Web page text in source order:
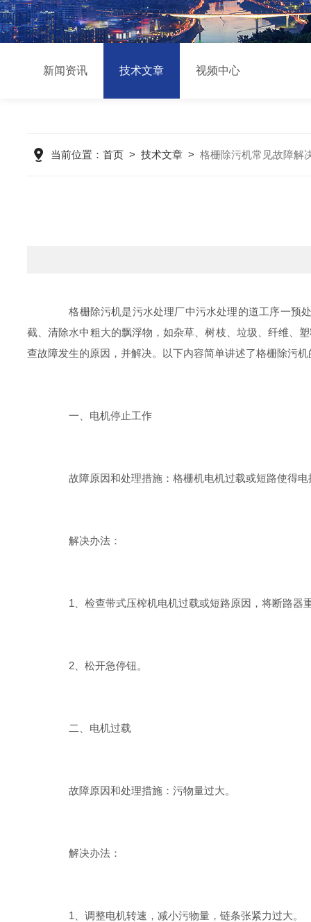
新闻资讯 技术文章 视频中心
当前位置： 首页 > 技术文章 > 格栅除污机常见故障解
格栅除污机是污水处理厂中污水处理的道工序一预处
截、清除水中粗大的飘浮物，如杂草、树枝、垃圾、纤维、
查故障发生的原因，并解决。以下内容简单讲述了格栅除污
一、电机停止工作
故障原因和处理措施：格栅机电机过载或短路使得电
解决办法：
1、检查带式压榨机电机过载或短路原因，将断路器
2、松开急停钮。
二、电机过载
故障原因和处理措施：污物量过大。
解决办法：
1、调整电机转速，减小污物量，链条张紧力过大。